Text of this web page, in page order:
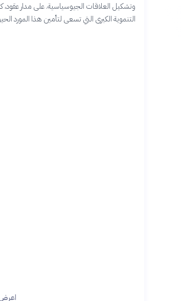
وتشكيل العلاقات الجيوسياسية. على مدار عقود،
التنموية الكبرى التي تسعى لتأمين هذا المورد
اعرض